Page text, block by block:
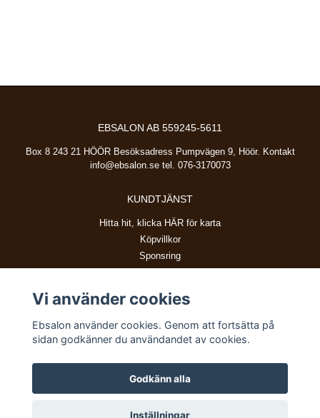
EBSALON AB 559245-5611
Box 8 243 21 HÖÖR Besöksadress Pumpvägen 9, Höör. Kontakt
info@ebsalon.setel. 076-3170073
KUNDTJÄNST
Hitta hit, klicka HÄR för karta
Köpvillkor
Sponsring
BETALSÄTT
Vi använder cookies
Ebsalon använder cookies. Genom att fortsätta på
sidan godkänner du användandet av cookies.
Godkänn alla
Inställningar